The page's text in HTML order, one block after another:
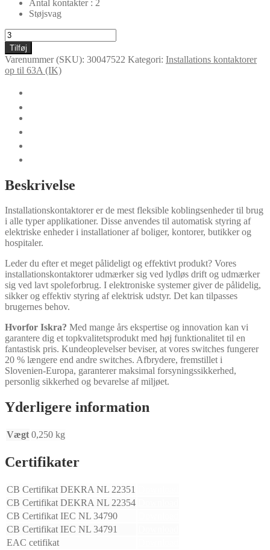
Antal kontakter : 2
Støjsvag
IKD416-
22-
230
antal
Tilføj
Varenummer (SKU): 30047522 Kategori: Installations kontaktorer
op til 63A (IK)
Beskrivelse
Installationskontaktorer er de mest fleksible koblingsenheder til brug
i alle typer applikationer. Disse anvendes til automatisk styring af
elektriske enheder i installationer af boliger, kontorer, butikker og
hospitaler.
Leder du efter et meget pålideligt og effektivt produkt? Vores
installationskontaktorer udmærker sig ved lydløs drift og udmærker
sig ved lavt spoleforbrug. I elektroniske systemer giver de pålidelig,
sikker og effektiv styring af elektrisk udstyr. Det kan tilpasses
brugernes behov.
Hvorfor Iskra? Med mange års ekspertise og innovation kan vi
garantere dig et topkvalitetsprodukt med høj funktionalitet til en
fantastisk pris. Kundeoplevelser beviser, at vores switches fungerer
20 % længere end andre switches. Afbrydere, fremstillet i
Slovenien-Europa, garanterer maksimal forsyningssikkerhed,
personlig sikkerhed og bevarelse af miljøet.
Yderligere information
Vægt 0,250 kg
Certifikater
CB Certifikat DEKRA NL 22351
CB Certifikat DEKRA NL 22354
CB Certifikat IEC NL 34790
CB Certifikat IEC NL 34791
EAC cetifikat